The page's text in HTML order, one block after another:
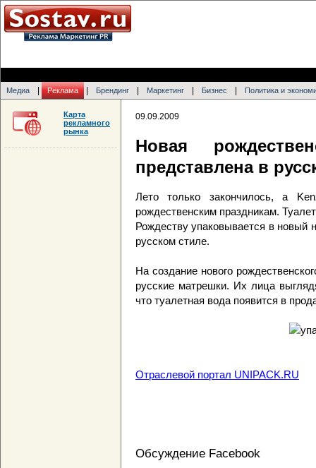
Медиа Реклама Брендинг Маркетинг Бизнес Политика и
09.09.2009
Новая
представлена в
Лето только закончилось, а
рождественским праздникам.
Рождеству упаковывается в новый
русском стиле.
На создание нового
русские матрешки. Их лица
что туалетная вода появится в
Отраслевой портал UNIPACK.RU
Обсуждение Facebook
Карта
рекламного
рынка